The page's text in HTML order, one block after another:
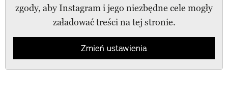
zgody, aby Instagram i jego niezbędne cele mogły
załadować treści na tej stronie.
Zmień ustawienia